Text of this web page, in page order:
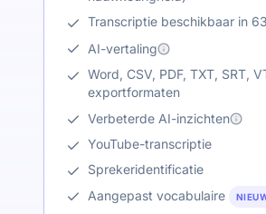
Transcriptie beschikbaar in
AI-vertaling
Word, CSV, PDF, TXT, SRT,
exportformaten
Verbeterde AI-inzichten
YouTube-transcriptie
Sprekeridentificatie
Aangepast vocabulaire